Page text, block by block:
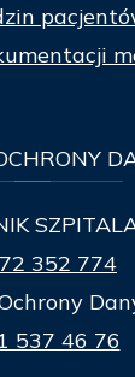
352 774
537 46 76